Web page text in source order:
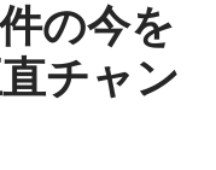
の今を
チャン